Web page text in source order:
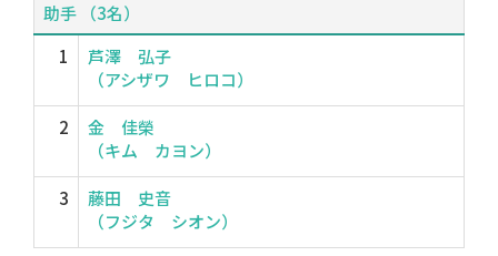
助手 （3名）
1
芦澤 弘子
（アシザワ ヒロコ）
2
金 佳榮
（キム カヨン）
3
藤田 史音
（フジタ シオン）